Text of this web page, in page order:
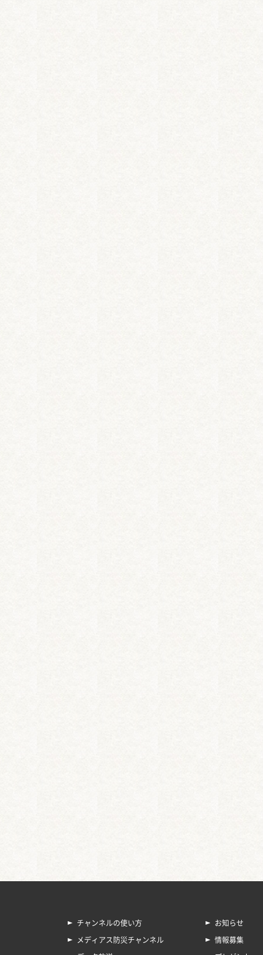
チャンネルの使い方
メディアス防災チャンネル
お知らせ
情報募集